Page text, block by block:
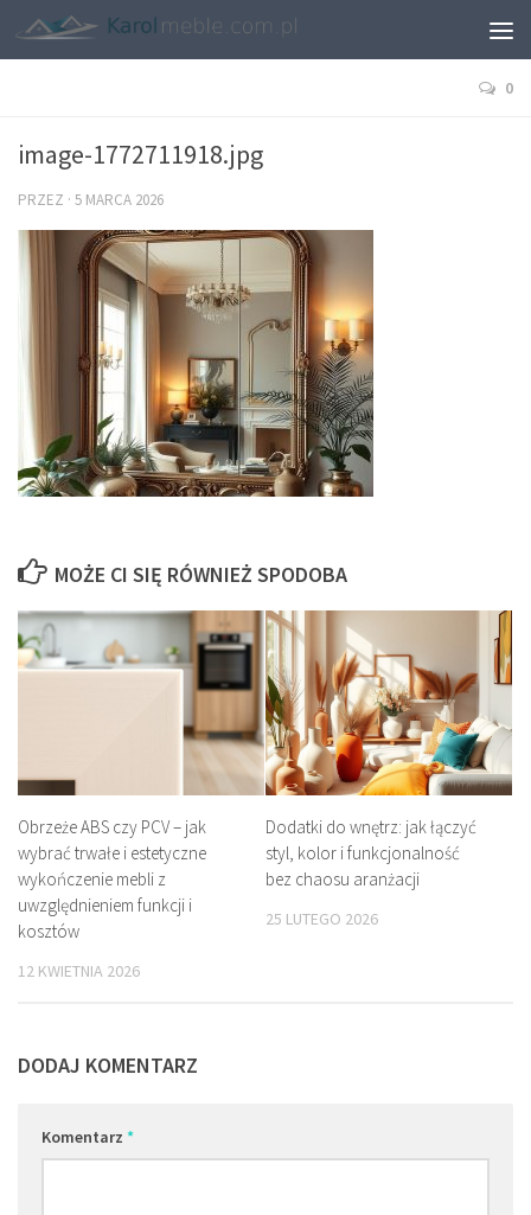
0
image-1772711918.jpg
PRZEZ · 5 MARCA 2026
MOŻE CI SIĘ RÓWNIEŻ SPODOBA
Obrzeże ABS czy PCV – jak
wybrać trwałe i estetyczne
wykończenie mebli z
uwzględnieniem funkcji i
kosztów
12 KWIETNIA 2026
Dodatki do wnętrz: jak łączyć
styl, kolor i funkcjonalność
bez chaosu aranżacji
25 LUTEGO 2026
DODAJ KOMENTARZ
Komentarz *